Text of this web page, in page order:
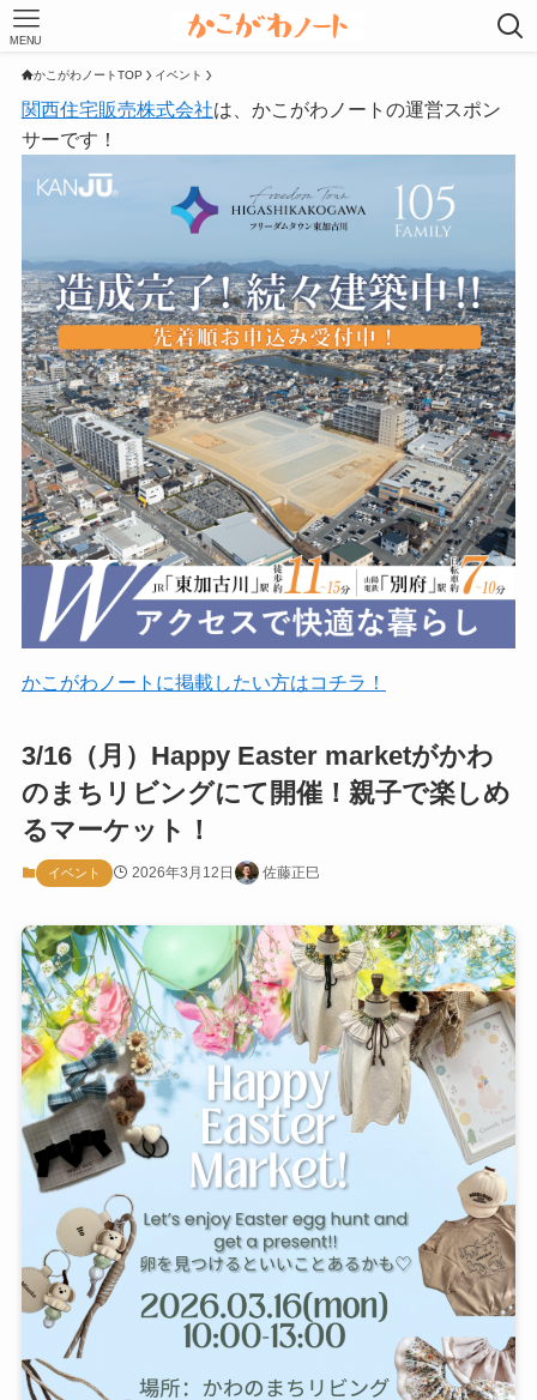
MENU
かこがわノートTOP イベント
関西住宅販売株式会社は、かこがわノートの運営スポン
サーです！
かこがわノートに掲載したい方はコチラ！
3/16（月）Happy Easter marketがかわ
のまちリビングにて開催！親子で楽しめ
るマーケット！
イベント 2026年3月12日 佐藤正巳